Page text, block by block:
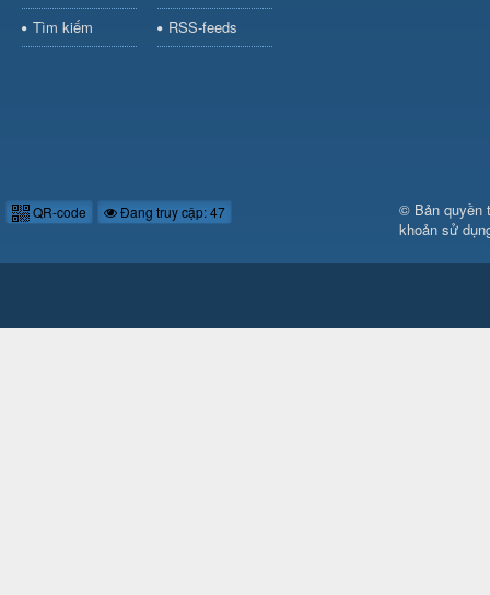
Tìm kiếm
RSS-feeds
QR-code Đang truy cập: 47
© Bản quyền
khoản sử